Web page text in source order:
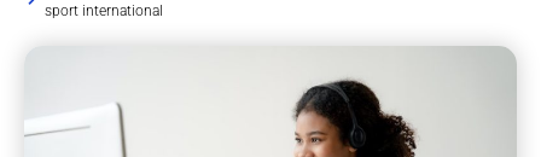
sport international